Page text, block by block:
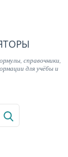
справочники,
для учёбы и